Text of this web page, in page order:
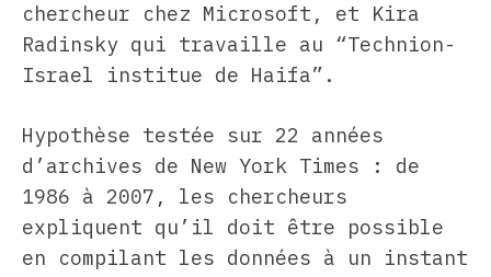
chercheur chez Microsoft, et Kira
Radinsky qui travaille au “Technion-
Israel institue de Haifa”.
Hypothèse testée sur 22 années
d’archives de New York Times : de
1986 à 2007, les chercheurs
expliquent qu’il doit être possible
en compilant les données à un instant